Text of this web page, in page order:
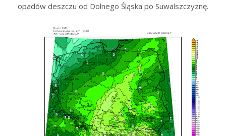
opadów deszczu od Dolnego Śląska po Suwalszczyznę.